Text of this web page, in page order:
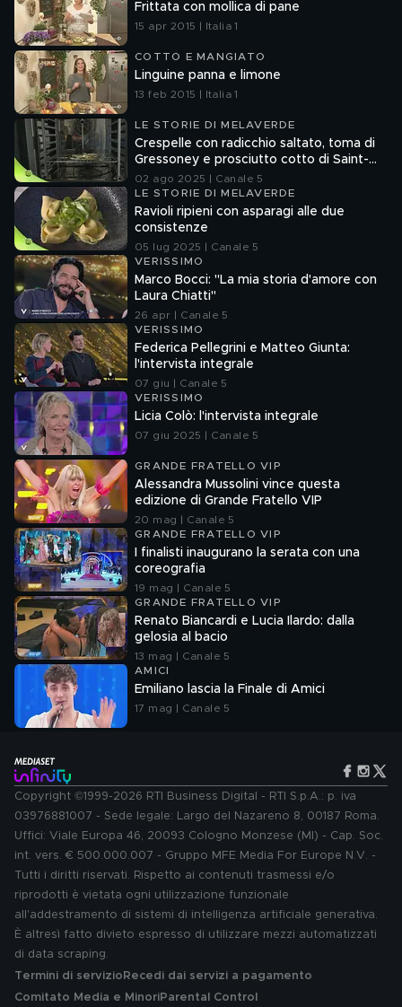
Frittata con mollica di pane
15 apr 2015 | Italia 1
COTTO E MANGIATO
Linguine panna e limone
13 feb 2015 | Italia 1
LE STORIE DI MELAVERDE
Crespelle con radicchio saltato, toma di
Gressoney e prosciutto cotto di Saint-
Oyen
02 ago 2025 | Canale 5
LE STORIE DI MELAVERDE
Ravioli ripieni con asparagi alle due
consistenze
05 lug 2025 | Canale 5
VERISSIMO
Marco Bocci: "La mia storia d'amore con
Laura Chiatti"
26 apr | Canale 5
VERISSIMO
Federica Pellegrini e Matteo Giunta:
l'intervista integrale
07 giu | Canale 5
VERISSIMO
Licia Colò: l'intervista integrale
07 giu 2025 | Canale 5
GRANDE FRATELLO VIP
Alessandra Mussolini vince questa
edizione di Grande Fratello VIP
20 mag | Canale 5
GRANDE FRATELLO VIP
I finalisti inaugurano la serata con una
coreografia
19 mag | Canale 5
GRANDE FRATELLO VIP
Renato Biancardi e Lucia Ilardo: dalla
gelosia al bacio
13 mag | Canale 5
AMICI
Emiliano lascia la Finale di Amici
17 mag | Canale 5
Copyright ©1999-2026 RTI Business Digital - RTI S.p.A.: p. iva
03976881007 - Sede legale: Largo del Nazareno 8, 00187 Roma.
Uffici: Viale Europa 46, 20093 Cologno Monzese (MI) - Cap. Soc.
int. vers. € 500.000.007 - Gruppo MFE Media For Europe N.V. -
Tutti i diritti riservati. Rispetto ai contenuti trasmessi e/o
riprodotti è vietata ogni utilizzazione funzionale
all'addestramento di sistemi di intelligenza artificiale generativa.
È altresì fatto divieto espresso di utilizzare mezzi automatizzati
di data scraping.
Termini di servizio Recedi dai servizi a pagamento
Comitato Media e MinoriParental Control